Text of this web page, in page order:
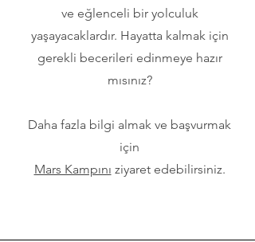
ve eğlenceli bir yolculuk
yaşayacaklardır. Hayatta kalmak için
gerekli becerileri edinmeye hazır
mısınız?
Daha fazla bilgi almak ve başvurmak
için
Mars Kampını ziyaret edebilirsiniz.